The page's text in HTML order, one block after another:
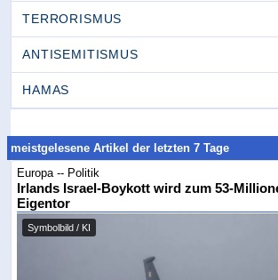
TERRORISMUS
ANTISEMITISMUS
HAMAS
meistgelesene Artikel der letzten 7 Tage
Europa -- Politik
Irlands Israel-Boykott wird zum 53-
Eigentor
Symbolbild / KI